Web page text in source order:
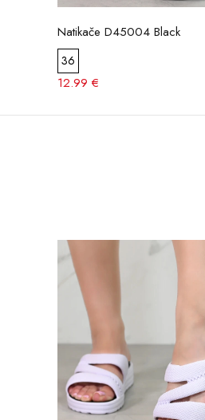
Natikače D45004 Black
36
12.99 €